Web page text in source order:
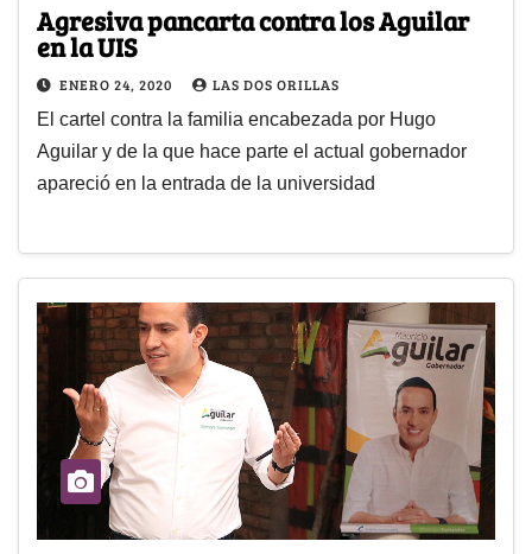
Agresiva pancarta contra los Aguilar
en la UIS
ENERO 24, 2020 LAS DOS ORILLAS
El cartel contra la familia encabezada por Hugo
Aguilar y de la que hace parte el actual gobernador
apareció en la entrada de la universidad